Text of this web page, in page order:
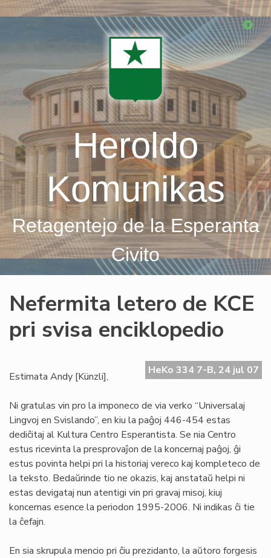
Skip
Heroldo
Komunikas
Retagentejo de la Esperanta
Civito
Nefermita letero de KCE
pri svisa enciklopedio
HeKo 334 7-B, 24 jul 07
Estimata Andy [Künzli],
Ni gratulas vin pro la imponeco de via verko “Universalaj
Lingvoj en Svislando”, en kiu la paĝoj 446-454 estas
dediĉitaj al Kultura Centro Esperantista. Se nia Centro
estus ricevinta la presprovaĵon de la koncernaj paĝoj, ĝi
estus povinta helpi pri la historiaj vereco kaj kompleteco de
la teksto. Bedaŭrinde tio ne okazis, kaj anstataŭ helpi ni
estas devigataj nun atentigi vin pri gravaj misoj, kiuj
koncernas esence la periodon 1995-2006. Ni indikas ĉi tie
la ĉefajn.
En sia skrupula mencio pri ĉiu prezidanto, la aŭtoro forgesis